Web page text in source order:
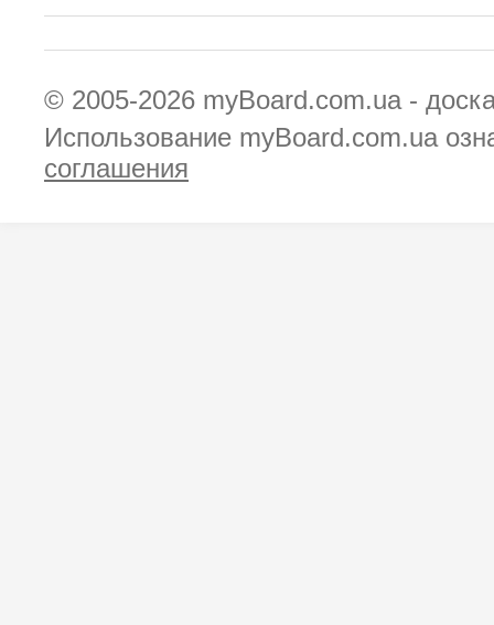
© 2005-2026 myBoard.com.ua -
Использование myBoard.com.ua
соглашения